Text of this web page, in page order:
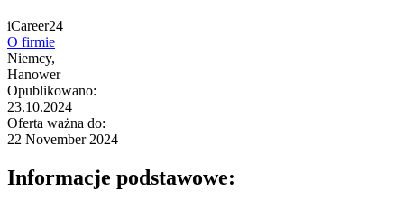
iCareer24
O firmie
Niemcy,
Hanower
Opublikowano:
23.10.2024
Oferta ważna do:
22 November 2024
Informacje podstawowe: